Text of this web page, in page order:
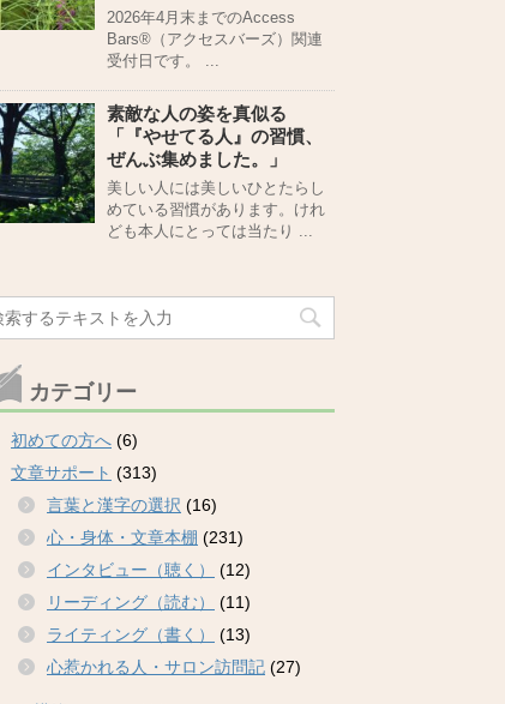
2026年4月末までのAccess
Bars®（アクセスバーズ）関連
受付日です。 ...
素敵な人の姿を真似る
「『やせてる人』の習慣、
ぜんぶ集めました。」
美しい人には美しいひとたらし
めている習慣があります。けれ
ども本人にとっては当たり ...
カテゴリー
初めての方へ (6)
文章サポート (313)
言葉と漢字の選択 (16)
心・身体・文章本棚 (231)
インタビュー（聴く）
(12)
リーディング（読む）
(11)
ライティング（書く）
(13)
心惹かれる人・サロン訪問記 (27)